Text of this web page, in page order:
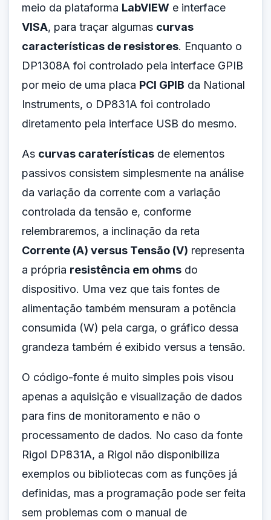
meio da plataforma LabVIEWe interface
VISA, para traçar algumas curvas
características de resistores. Enquanto o
DP1308A foi controlado pela interface GPIB
por meio de uma placa PCI GPIB da National
Instruments, o DP831A foi controlado
diretamento pela interface USB do mesmo.
As curvas caraterísticasde elementos
passivos consistem simplesmente na análise
da variação da corrente com a variação
controlada da tensão e, conforme
relembraremos, a inclinação da reta
Corrente (A) versus Tensão (V) representa
a própria resistência em ohmsdo
dispositivo. Uma vez que tais fontes de
alimentação também mensuram a potência
consumida (W) pela carga, o gráfico dessa
grandeza também é exibido versus a tensão.
O código-fonte é muito simples pois visou
apenas a aquisição e visualização de dados
para fins de monitoramento e não o
processamento de dados. No caso da fonte
Rigol DP831A, a Rigol não disponibiliza
exemplos ou bibliotecas com as funções já
definidas, mas a programação pode ser feita
sem problemas com o manual de